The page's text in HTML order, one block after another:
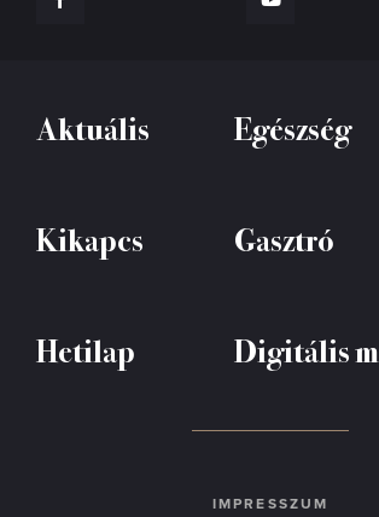
Aktuális Egészség
Kikapcs Gasztró
Hetilap Digitális
IMPRESSZUM